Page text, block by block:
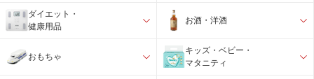
ダイエット・
健康用品
お酒・洋酒
おもちゃ
キッズ・ベビー・
マタニティ